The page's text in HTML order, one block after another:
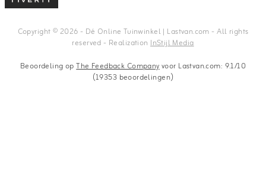
Copyright © 2026 - Dé Online Tuinwinkel | Lastvan.com‎ - All rights
reserved - RealizationInStijl Media
Beoordeling opThe Feedback Companyvoor Lastvan.com: 9.1/10
(19353 beoordelingen)